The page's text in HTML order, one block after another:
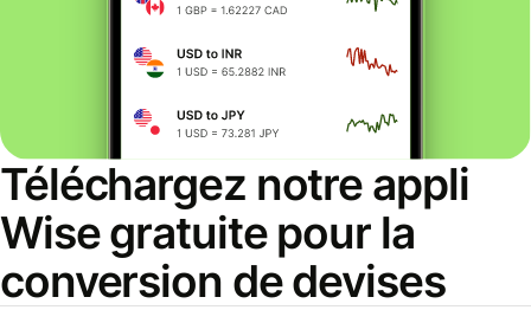
Téléchargez notre appli
Wise gratuite pour la
conversion de devises